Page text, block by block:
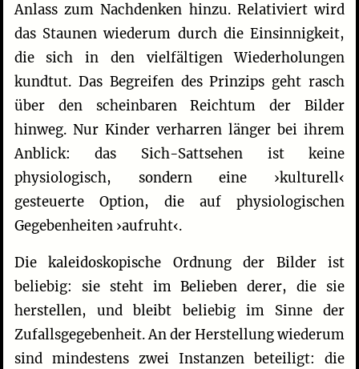
Anlass zum Nachdenken hinzu. Relativiert wird
das Staunen wiederum durch die Einsinnigkeit,
die sich in den vielfältigen Wiederholungen
kundtut. Das Begreifen des Prinzips geht rasch
über den scheinbaren Reichtum der Bilder
hinweg. Nur Kinder verharren länger bei ihrem
Anblick: das Sich-Sattsehen ist keine
physiologisch, sondern eine ›kulturell‹
gesteuerte Option, die auf physiologischen
Gegebenheiten ›aufruht‹.
Die kaleidoskopische Ordnung der Bilder ist
beliebig: sie steht im Belieben derer, die sie
herstellen, und bleibt beliebig im Sinne der
Zufallsgegebenheit. An der Herstellung wiederum
sind mindestens zwei Instanzen beteiligt: die